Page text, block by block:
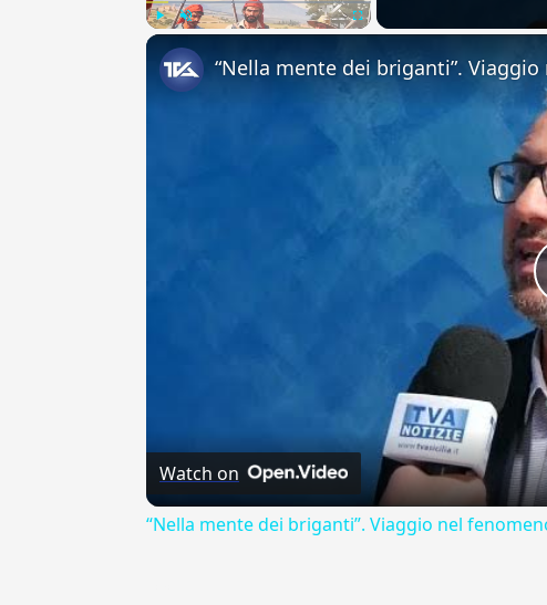
Watch on
“Nella mente dei briganti”. Viaggio nel